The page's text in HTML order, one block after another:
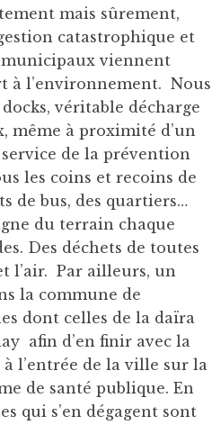
mais sûrement,
catastrophique et
municipaux viennent
à l’environnement. Nous
véritable décharge
même à proximité d’un
service de la prévention
les coins et recoins de
de bus, des quartiers…
du terrain chaque
Des déchets de toutes
l’air. Par ailleurs, un
la commune de
dont celles de la daïra
afin d’en finir avec la
l’entrée de la ville sur la
de santé publique. En
qui s’en dégagent sont